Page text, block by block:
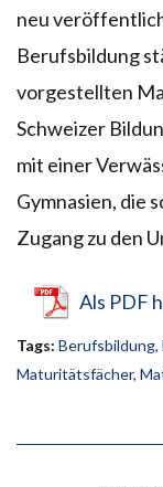
neu
Berufsbildung
vorgestellten
Schweizer
mit einer
Gymnasien, die
Zugang zu den
Als PDF
Tags: Berufsbildung,
Maturitätsfächer,